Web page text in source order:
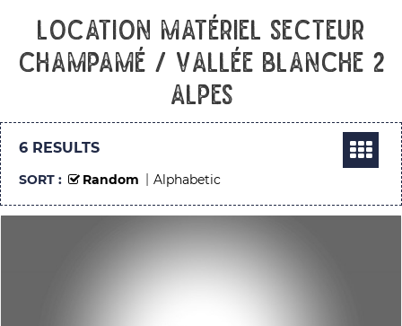
Location matériel Secteur
Champamé / Vallée Blanche 2
Alpes
6 RESULTS
SORT : Random Alphabetic